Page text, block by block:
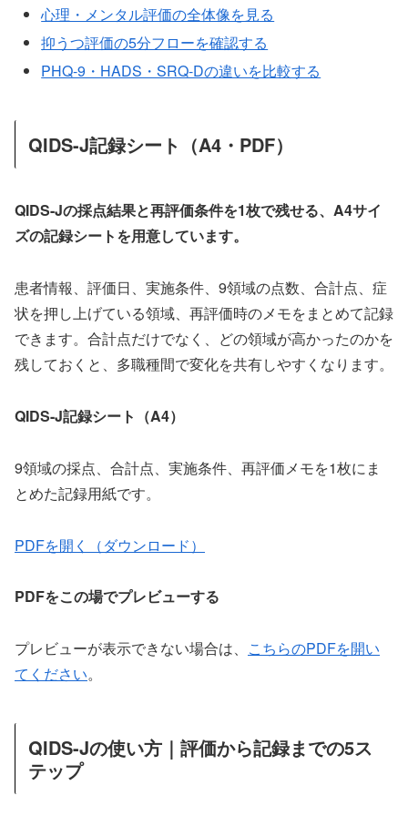
心理・メンタル評価の全体像を見る
抑うつ評価の5分フローを確認する
PHQ-9・HADS・SRQ-Dの違いを比較する
QIDS-J記録シート（A4・PDF）
QIDS-Jの採点結果と再評価条件を1枚で残せる、A4サイ
ズの記録シートを用意しています。
患者情報、評価日、実施条件、9領域の点数、合計点、症
状を押し上げている領域、再評価時のメモをまとめて記録
できます。合計点だけでなく、どの領域が高かったのかを
残しておくと、多職種間で変化を共有しやすくなります。
QIDS-J記録シート（A4）
9領域の採点、合計点、実施条件、再評価メモを1枚にま
とめた記録用紙です。
PDFを開く（ダウンロード）
PDFをこの場でプレビューする
プレビューが表示できない場合は、 こちらのPDFを開い
てください。
QIDS-Jの使い方｜評価から記録までの5ス
テップ